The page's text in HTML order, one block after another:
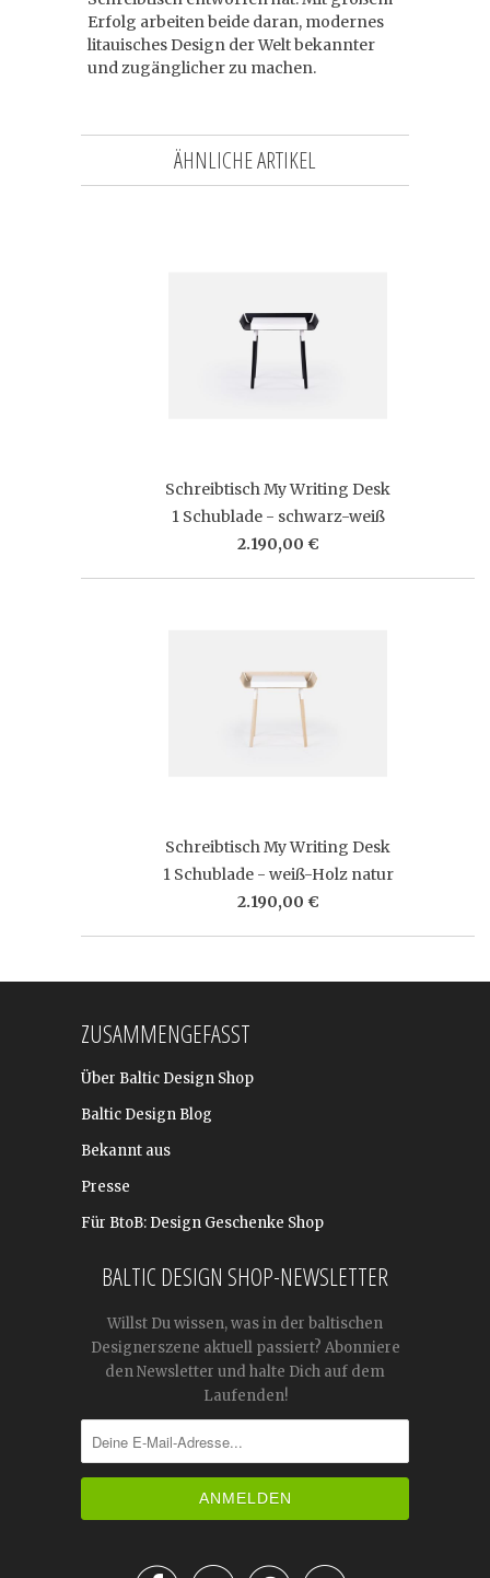
Erfolg arbeiten beide daran, modernes
litauisches Design der Welt bekannter
und zugänglicher zu machen.
ÄHNLICHE ARTIKEL
Schreibtisch My Writing Desk
1 Schublade - schwarz-weiß
2.190,00 €
Schreibtisch My Writing Desk
1 Schublade - weiß-Holz natur
2.190,00 €
ZUSAMMENGEFASST
Über Baltic Design Shop
Baltic Design Blog
Bekannt aus
Presse
Für BtoB: Design Geschenke Shop
BALTIC DESIGN SHOP-NEWSLETTER
Willst Du wissen, was in der baltischen
Designerszene aktuell passiert? Abonniere
den Newsletter und halte Dich auf dem
Laufenden!